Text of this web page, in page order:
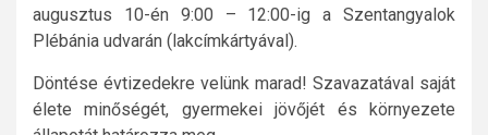
augusztus 10-én 9:00 – 12:00-ig a Szentangyalok
Plébánia udvarán (lakcímkártyával).
Döntése évtizedekre velünk marad! Szavazatával saját
élete minőségét, gyermekei jövőjét és környezete